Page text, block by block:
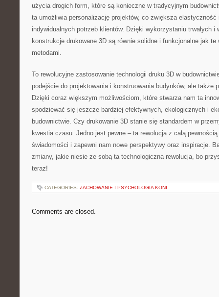
użycia drogich form, które są ⁤konieczne w tradycyjnym
ta umożliwia personalizację projektów, co zwiększa elastyczność⁢
indywidualnych potrzeb klientów.⁢ Dzięki wykorzystaniu ⁣trwałych i
konstrukcje drukowane 3D ⁢są równie solidne i funkcjonalne jak
metodami.
To rewolucyjne⁣ zastosowanie technologii druku 3D w
podejście ⁣do projektowania i​ konstruowania budynków, ale także
Dzięki coraz​ większym‌ możliwościom, które stwarza nam ta‌
spodziewać się jeszcze bardziej⁣ efektywnych, ekologicznych i
budownictwie. Czy drukowanie 3D stanie się standardem w
kwestia czasu. Jedno jest pewne – ta rewolucja z ⁣całą
świadomości i zapewni nam nowe ⁤perspektywy oraz inspiracje.
zmiany, jakie ⁢niesie ze sobą ​ta technologiczna rewolucja, bo
teraz!
CATEGORIES: ZACHOWANIE I PSYCHOLOGIA KONI
Comments are closed.